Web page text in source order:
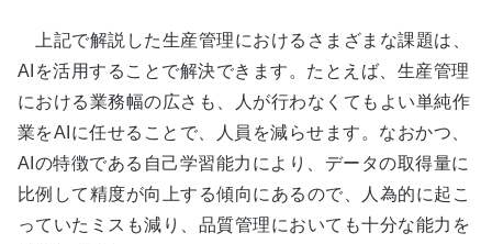
上記で解説した生産管理におけるさまざまな課題は、
AIを活用することで解決できます。たとえば、生産管理
における業務幅の広さも、人が行わなくてもよい単純作
業をAIに任せることで、人員を減らせます。なおかつ、
AIの特徴である自己学習能力により、データの取得量に
比例して精度が向上する傾向にあるので、人為的に起こ
っていたミスも減り、品質管理においても十分な能力を